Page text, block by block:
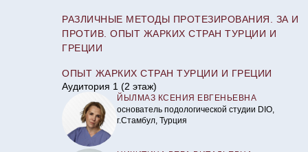
РАЗЛИЧНЫЕ МЕТОДЫ ПРОТЕЗИРОВАНИЯ. ЗА И
ПРОТИВ. ОПЫТ ЖАРКИХ СТРАН ТУРЦИИ И
ГРЕЦИИ
ОПЫТ ЖАРКИХ СТРАН ТУРЦИИ И ГРЕЦИИ
Аудитория 1 (2 этаж)
ЙЫЛМАЗ КСЕНИЯ ЕВГЕНЬЕВНА
основатель подологической студии DIO,
г.Стамбул, Турция